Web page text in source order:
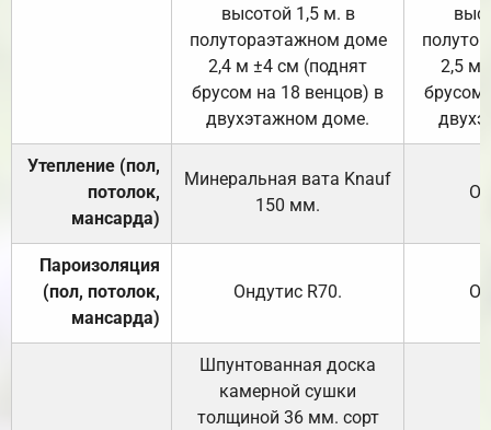
высотой 1,5 м. в
полутораэтажном доме
2,4 м ±4 см (поднят
брусом на 18 венцов) в
двухэтажном доме.
2,5 м
брусом
Утепление (пол,
потолок,
мансарда)
Минеральная вата Knauf
150 мм.
Пароизоляция
(пол, потолок,
мансарда)
Ондутис R70.
Шпунтованная доска
камерной сушки
толщиной 36 мм. сорт